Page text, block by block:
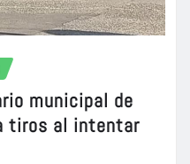
municipal de
tiros al intentar